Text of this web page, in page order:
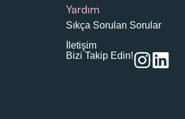
Yardım
Sıkça Sorulan Sorular
İletişim
Bizi Takip Edin!